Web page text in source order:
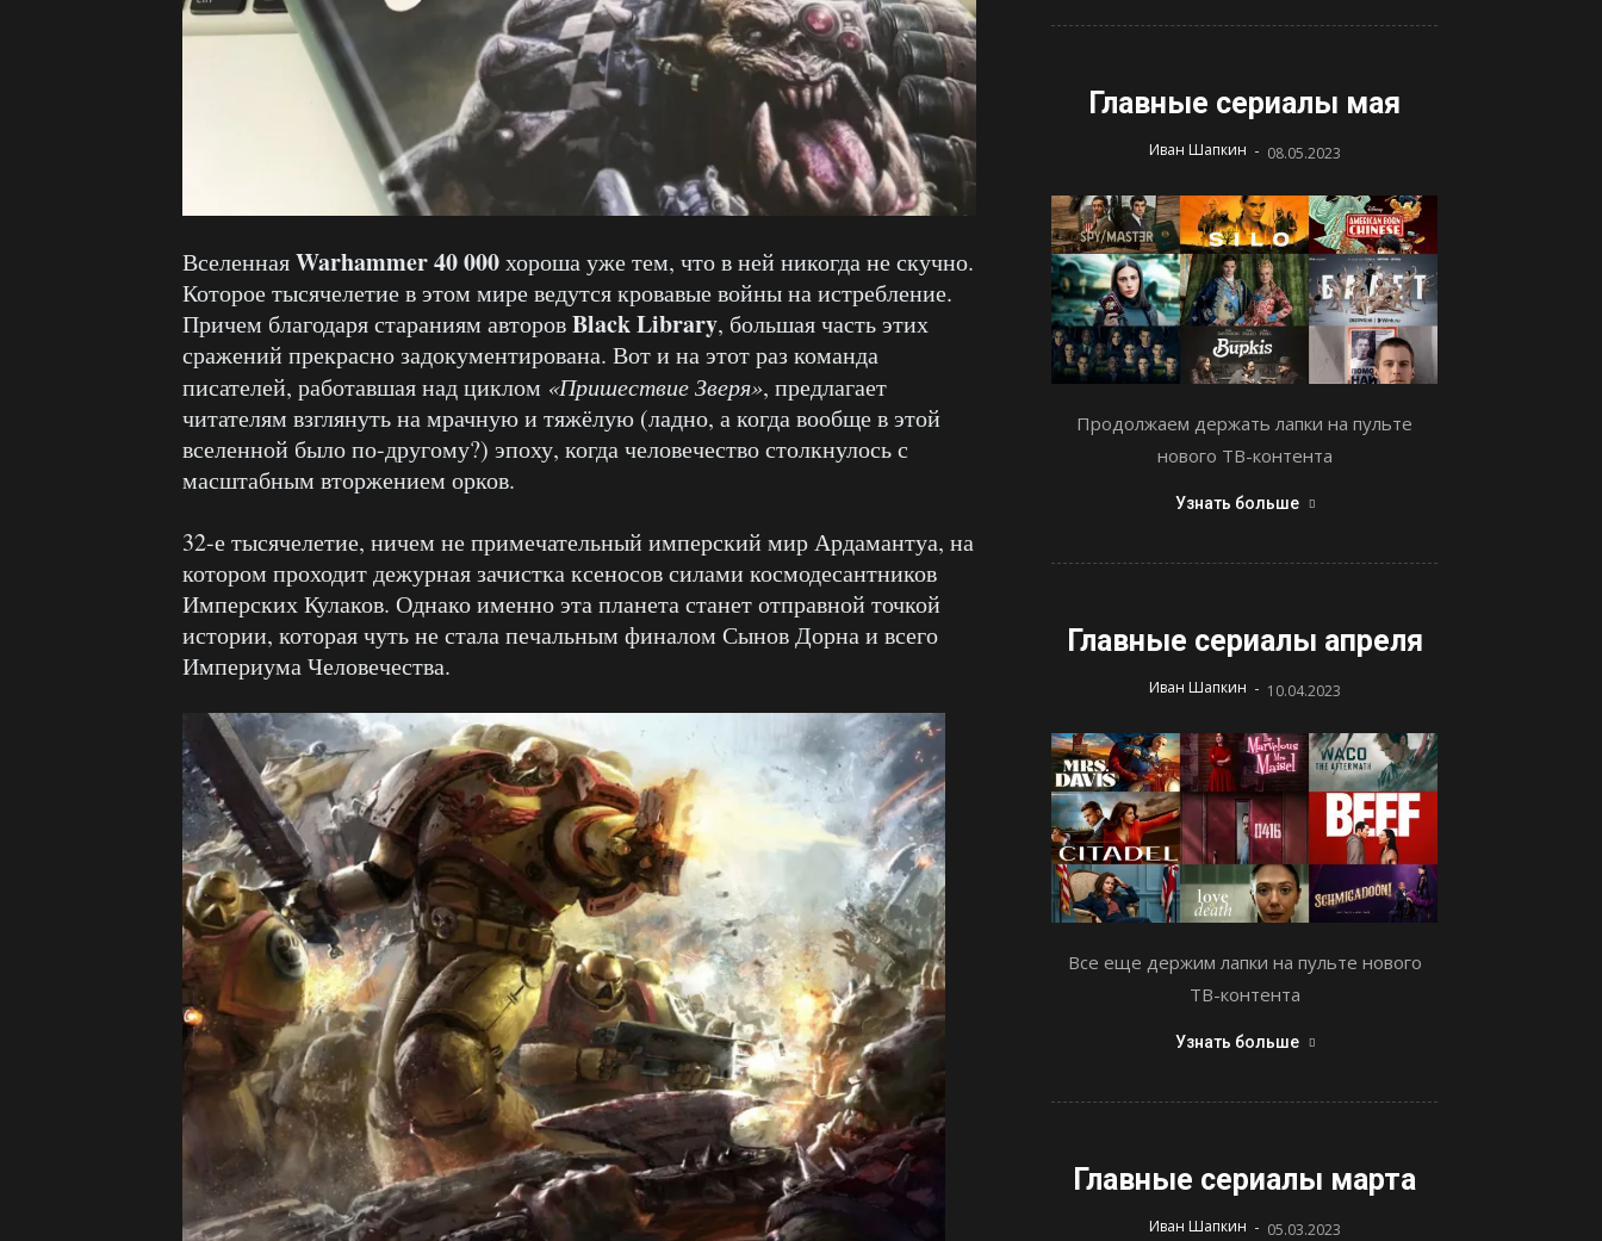
ВселеннаяWarhammer 40 000хороша уже тем, что в ней никогда не скучно.
Которое тысячелетие в этом мире ведутся кровавые войны на истребление.
Причем благодаря стараниям авторовBlack Library, большая часть этих
сражений прекрасно задокументирована. Вот и на этот раз команда
писателей, работавшая над циклом «Пришествие Зверя», предлагает
читателям взглянуть на мрачную и тяжёлую (ладно, а когда вообще в этой
вселенной было по-другому?) эпоху, когда человечество столкнулось с
масштабным вторжением орков.
32-е тысячелетие, ничем не примечательный имперский мир Ардамантуа, на
котором проходит дежурная зачистка ксеносов силами космодесантников
Имперских Кулаков. Однако именно эта планета станет отправной точкой
истории, которая чуть не стала печальным финалом Сынов Дорна и всего
Империума Человечества.
Главные сериалы мая
Иван Шапкин - 08.05.2023
Продолжаем держать лапки на пульте
нового ТВ-контента
Узнать больше
Главные сериалы апреля
Иван Шапкин - 10.04.2023
Все еще держим лапки на пульте нового
ТВ-контента
Узнать больше
Главные сериалы марта
Иван Шапкин - 05.03.2023